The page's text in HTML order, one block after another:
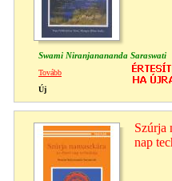
Swami Niranjanananda Saraswati
Tovább
Új
Szúrja
nap